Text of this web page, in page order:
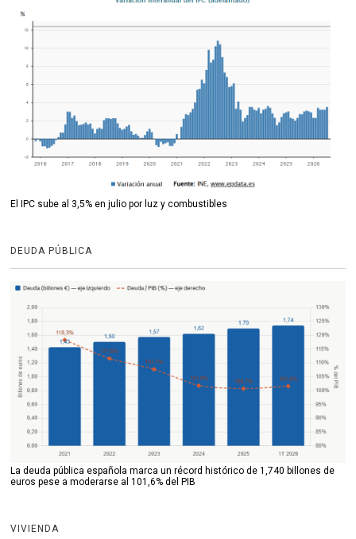
El IPC sube al 3,5% en julio por luz y combustibles
DEUDA PÚBLICA
La deuda pública española marca un récord histórico de 1,740 billones de
euros pese a moderarse al 101,6% del PIB
VIVIENDA